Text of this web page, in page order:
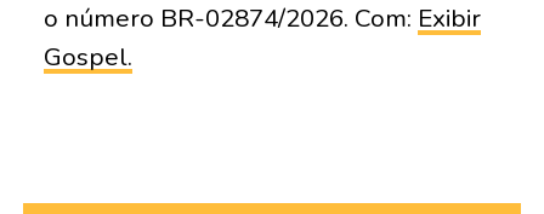
o número BR-02874/2026. Com: Exibir
Gospel.